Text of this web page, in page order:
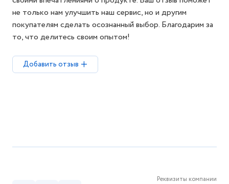
не только нам улучшить наш сервис, но и другим
покупателям сделать осознанный выбор. Благодарим за
то, что делитесь своим опытом!
Добавить отзыв
Реквизиты компании